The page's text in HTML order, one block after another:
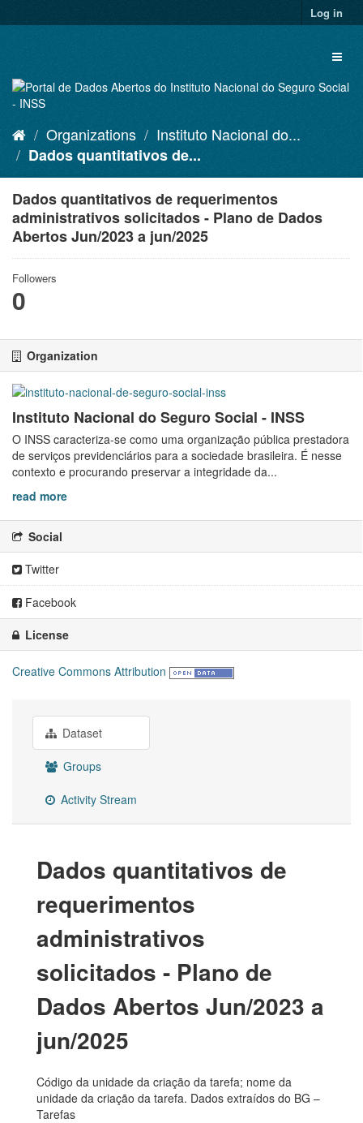
to
Log in
Organizations
Instituto Nacional do...
Dados quantitativos de...
Dados quantitativos de requerimentos
administrativos solicitados - Plano de Dados
Abertos Jun/2023 a jun/2025
Followers
0
Organization
Instituto Nacional do Seguro Social - INSS
O INSS caracteriza-se como uma organização pública prestadora
de serviços previdenciários para a sociedade brasileira. É nesse
contexto e procurando preservar a integridade da...
read more
Social
Twitter
Facebook
License
Creative Commons Attribution
Dataset
Groups
Activity Stream
Dados quantitativos de
requerimentos
administrativos
solicitados - Plano de
Dados Abertos Jun/2023 a
jun/2025
Código da unidade da criação da tarefa; nome da
unidade da criação da tarefa. Dados extraídos do BG –
Tarefas